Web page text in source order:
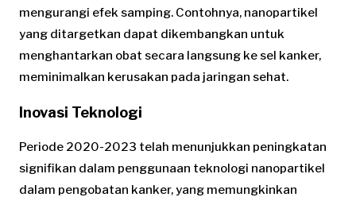
mengurangi efek samping. Contohnya, nanopartikel
yang ditargetkan dapat dikembangkan untuk
menghantarkan obat secara langsung ke sel kanker,
meminimalkan kerusakan pada jaringan sehat.
Inovasi Teknologi
Periode 2020-2023 telah menunjukkan peningkatan
signifikan dalam penggunaan teknologi nanopartikel
dalam pengobatan kanker, yang memungkinkan